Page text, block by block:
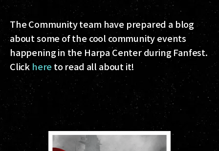
The Community team have prepared a blog
about some of the cool community events
happening in the Harpa Center during Fanfest.
Click here to read all about it!